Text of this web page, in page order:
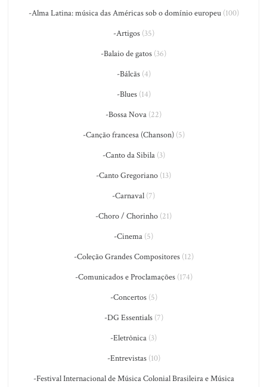
-Alma Latina: música das Américas sob o domínio europeu(100)
-Artigos(35)
-Balaio de gatos (36)
-Bálcãs(4)
-Blues(14)
-Bossa Nova (22)
-Canção francesa (Chanson)(5)
-Canto da Sibila(3)
-Canto Gregoriano (13)
-Carnaval (7)
-Choro / Chorinho (21)
-Cinema (5)
-Coleção Grandes Compositores(12)
-Comunicados e Proclamações(174)
-Concertos(5)
-DG Essentials(7)
-Eletrônica (3)
-Entrevistas(10)
-Festival Internacional de Música Colonial Brasileira e Música